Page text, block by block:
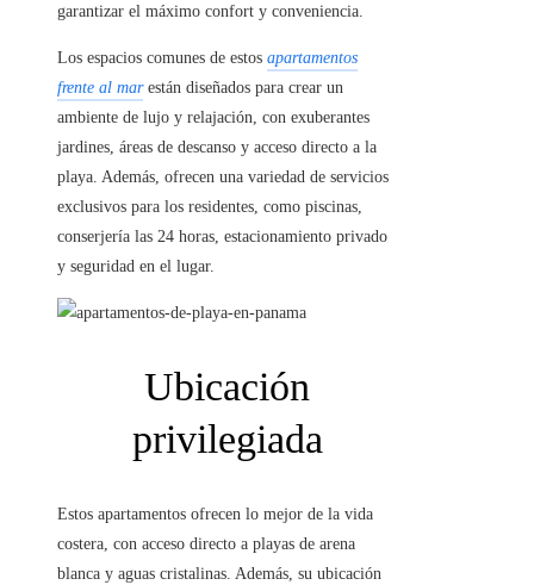
garantizar el máximo confort y conveniencia.
Los espacios comunes de estos apartamentos
frente al marestán diseñados para crear un
ambiente de lujo y relajación, con exuberantes
jardines, áreas de descanso y acceso directo a la
playa. Además, ofrecen una variedad de servicios
exclusivos para los residentes, como piscinas,
conserjería las 24 horas, estacionamiento privado
y seguridad en el lugar.
Ubicación
privilegiada
Estos apartamentos ofrecen lo mejor de la vida
costera, con acceso directo a playas de arena
blanca y aguas cristalinas. Además, su ubicación